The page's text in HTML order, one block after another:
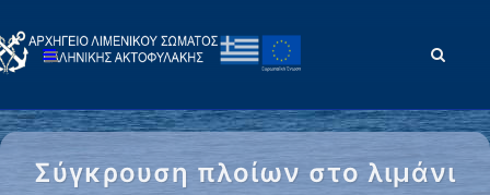
Σύγκρουση πλοίων στο λιμάνι